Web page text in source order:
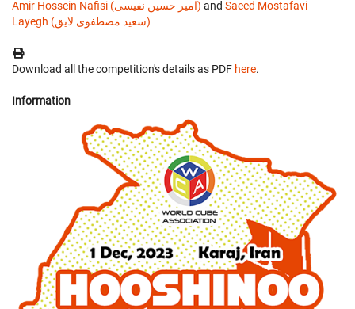
Amir Hossein Nafisi (امیر حسین نفیسی) and Saeed Mostafavi
Layegh (سعید مصطفوی لایق)
Download all the competition's details as PDF here.
Information